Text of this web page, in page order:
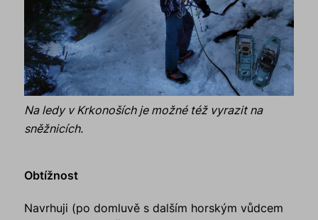
Na ledy v Krkonoších je možné též vyrazit na
sněžnicích.
Obtížnost
Navrhuji (po domluvě s dalším horským vůdcem